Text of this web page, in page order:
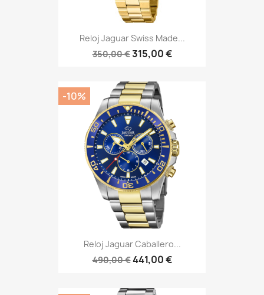
Reloj Jaguar Swiss Made...
350,00 €315,00 €
Reloj Jaguar Caballero...
490,00 €441,00 €
-10%